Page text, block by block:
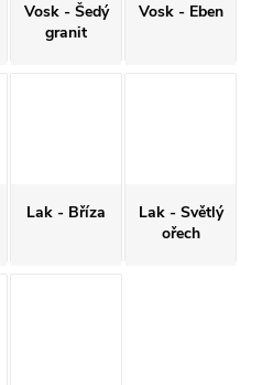
Vosk - Šedý
granit
Vosk - Eben
Lak - Bříza
Lak - Světlý
ořech